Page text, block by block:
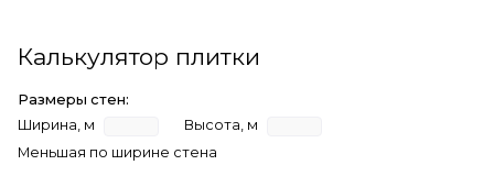
Калькулятор плитки
Размеры стен:
Ширина, м
Высота, м
Меньшая по ширине стена